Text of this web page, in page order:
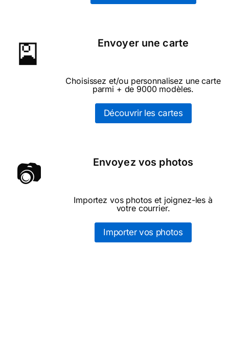
🎴 Envoyer une carte
Choisissez et/ou personnalisez une carte
parmi + de 9000 modèles.
Découvrir les cartes
📷 Envoyez vos photos
Importez vos photos et joignez-les à
votre courrier.
Importer vos photos